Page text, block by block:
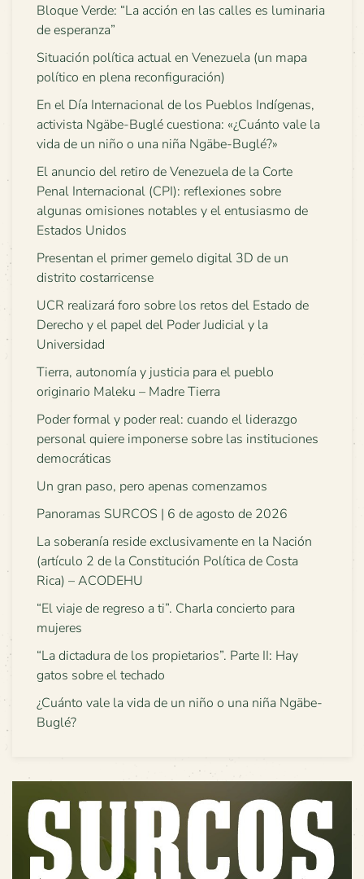
Bloque Verde: “La acción en las calles es luminaria
de esperanza”
Situación política actual en Venezuela (un mapa
político en plena reconfiguración)
En el Día Internacional de los Pueblos Indígenas,
activista Ngäbe-Buglé cuestiona: «¿Cuánto vale la
vida de un niño o una niña Ngäbe-Buglé?»
El anuncio del retiro de Venezuela de la Corte
Penal Internacional (CPI): reflexiones sobre
algunas omisiones notables y el entusiasmo de
Estados Unidos
Presentan el primer gemelo digital 3D de un
distrito costarricense
UCR realizará foro sobre los retos del Estado de
Derecho y el papel del Poder Judicial y la
Universidad
Tierra, autonomía y justicia para el pueblo
originario Maleku – Madre Tierra
Poder formal y poder real: cuando el liderazgo
personal quiere imponerse sobre las instituciones
democráticas
Un gran paso, pero apenas comenzamos
Panoramas SURCOS | 6 de agosto de 2026
La soberanía reside exclusivamente en la Nación
(artículo 2 de la Constitución Política de Costa
Rica) – ACODEHU
“El viaje de regreso a ti”. Charla concierto para
mujeres
“La dictadura de los propietarios”. Parte II: Hay
gatos sobre el techado
¿Cuánto vale la vida de un niño o una niña Ngäbe-
Buglé?